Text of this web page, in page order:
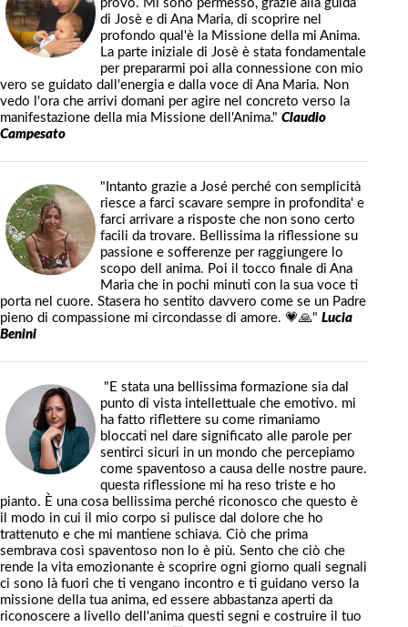
provo. Mi sono permesso, grazie alla guida
di Josè e di Ana Maria, di scoprire nel
profondo qual'è la Missione della mi Anima.
La parte iniziale di Josè è stata fondamentale
per prepararmi poi alla connessione con mio
vero se guidato dall'energia e dalla voce di Ana Maria. Non
vedo l'ora che arrivi domani per agire nel concreto verso la
manifestazione della mia Missione dell'Anima." Claudio
Campesato
"Intanto grazie a José perché con semplicità
riesce a farci scavare sempre in profondita' e
farci arrivare a risposte che non sono certo
facili da trovare. Bellissima la riflessione su
passione e sofferenze per raggiungere lo
scopo dell anima. Poi il tocco finale di Ana
Maria che in pochi minuti con la sua voce ti
porta nel cuore. Stasera ho sentito davvero come se un Padre
pieno di compassione mi circondasse di amore. 💗🙏" Lucia
Benini
"E stata una bellissima formazione sia dal
punto di vista intellettuale che emotivo. mi
ha fatto riflettere su come rimaniamo
bloccati nel dare significato alle parole per
sentirci sicuri in un mondo che percepiamo
come spaventoso a causa delle nostre paure.
questa riflessione mi ha reso triste e ho
pianto. È una cosa bellissima perché riconosco che questo è
il modo in cui il mio corpo si pulisce dal dolore che ho
trattenuto e che mi mantiene schiava. Ciò che prima
sembrava così spaventoso non lo è più. Sento che ciò che
rende la vita emozionante è scoprire ogni giorno quali segnali
ci sono là fuori che ti vengano incontro e ti guidano verso la
missione della tua anima, ed essere abbastanza aperti da
riconoscere a livello dell'anima questi segni e costruire il tuo